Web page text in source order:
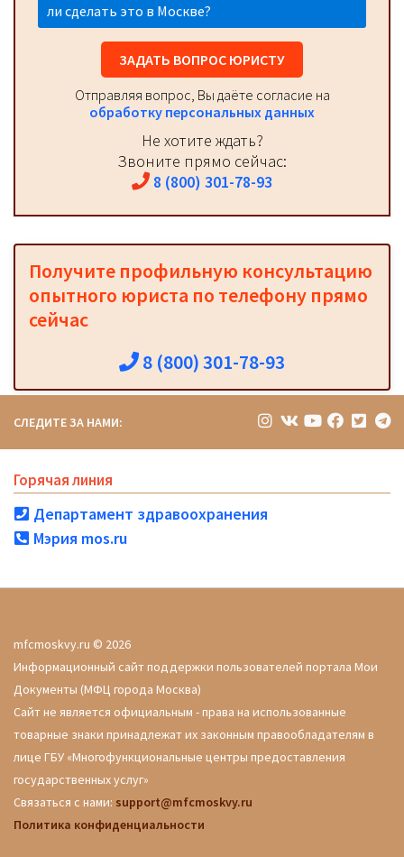
ли сделать это в Москве?
ЗАДАТЬ ВОПРОС ЮРИСТУ
Отправляя вопрос, Вы даёте согласие на
обработку персональных данных
Не хотите ждать?
Звоните прямо сейчас:
8 (800) 301-78-93
Получите профильную консультацию
опытного юриста по телефону прямо
сейчас
8 (800) 301-78-93
СЛЕДИТЕ ЗА НАМИ:
Горячая линия
Департамент здравоохранения
Мэрия mos.ru
mfcmoskvy.ru © 2026
Информационный сайт поддержки пользователей портала Мои
Документы (МФЦ города Москва)
Сайт не является официальным - права на использованные
товарные знаки принадлежат их законным правообладателям в
лице ГБУ «Многофункциональные центры предоставления
государственных услуг»
Связаться с нами: support@mfcmoskvy.ru
Политика конфиденциальности